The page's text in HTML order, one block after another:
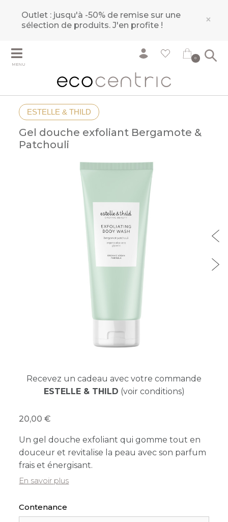
Outlet : jusqu'à -50% de remise sur une
sélection de produits.J'en profite ! ×
MENU
0
ESTELLE & THILD
Gel douche exfoliant Bergamote &
Patchouli
Recevez un cadeau avec votre commande
ESTELLE & THILD (voir conditions)
20,00
Un gel douche exfoliant qui gomme tout en
douceur et revitalise la peau avec son parfum
frais et énergisant.
En savoir plus
Contenance